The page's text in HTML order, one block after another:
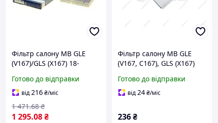
Фільтр салону MB GLE
(V167)/GLS (X167) 18-
Готово до відправки
від216₴/міс
1 295.08₴
1 471.68 ₴
Фільтр салону MB GLE
(V167, C167), GLS (X167)
Готово до відправки
від24₴/міс
236₴